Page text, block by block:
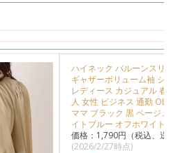
ハイネック バルーンスリー
ギャザーボリューム袖 シャ
レディース カジュアル 春
人 女性 ビジネス 通勤 OL
ママ ブラック 黒 ベージュ
イトブルー オフホワイト
価格：1,790円（税込、送料
(2026/2/27時点)